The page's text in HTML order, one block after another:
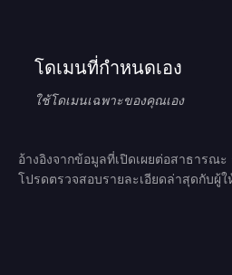
โดเมนที่กำหนดเอง
ใช้โดเมนเฉพาะของคุณเอง
อ้างอิงจากข้อมูลที่เปิดเผยต่อสาธารณ
โปรดตรวจสอบรายละเอียดล่าสุดกับผู้